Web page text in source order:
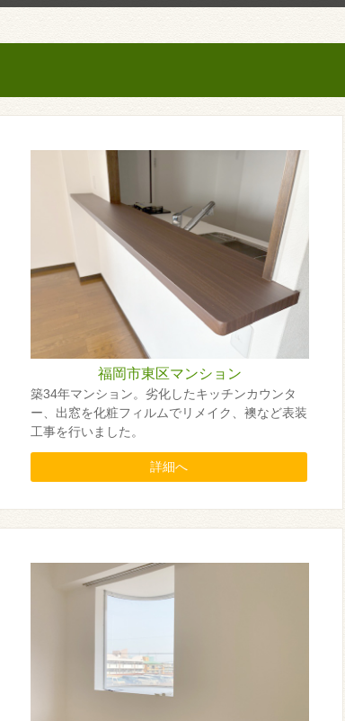
福岡市東区マンション
築34年マンション。劣化したキッチンカウンタ
ー、出窓を化粧フィルムでリメイク、襖など表装
工事を行いました。
詳細へ